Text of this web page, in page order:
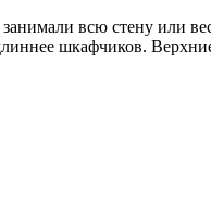
всю стену или
шкафчиков.